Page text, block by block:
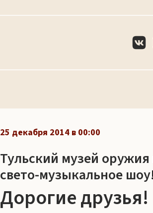
25 декабря 2014 в 00:00
Тульский музей
свето-музыкальное
Дорогие друзья!